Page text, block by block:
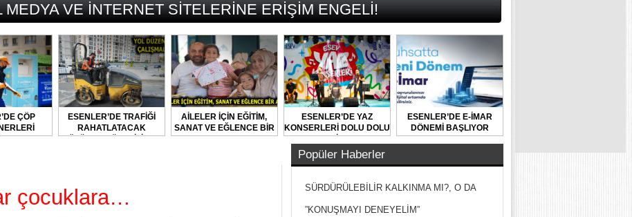
MEDYA VE İNTERNET SİTELERİNE ERİŞİM ENGELİ!
ÇÖP
EDİLİYOR
ESENLER’DE TRAFİĞİ
RAHATLATACAK
ÇÖZÜMLER ÜRETİLİYOR
AİLELER İÇİN EĞİTİM,
SANAT VE EĞLENCE BİR
ARADA
ESENLER’DE YAZ
KONSERLERİ DOLU DOLU
GEÇİYOR
ESENLER’DE E-İMAR
DÖNEMİ BAŞLIYOR
çocuklara…
Popüler Haberler
SÜRDÜRÜLEBİLİR KALKINMA MI?, O DA
NEYMİŞ?
”KONUŞMAYI DENEYELİM”